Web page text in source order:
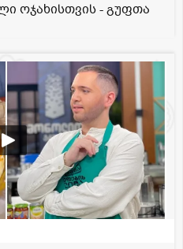
ოჯახისთვის - გუფთა